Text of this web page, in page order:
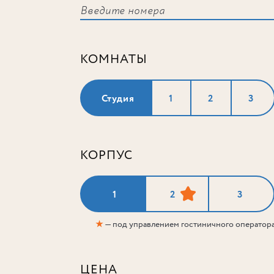
КОМНАТЫ
Студия 1 2 3
КОРПУС
1 2 3
★— под управлением гостиничного
ЦЕНА